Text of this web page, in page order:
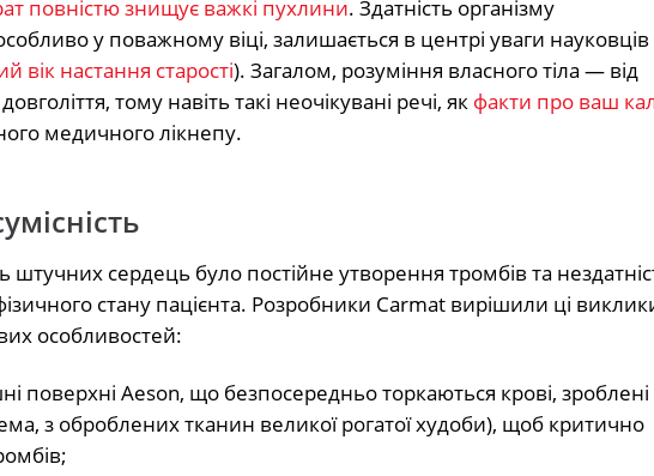
повністю знищує важкі пухлини. Здатність організму
у поважному віці, залишається в центрі уваги науковців
вік настання старості). Загалом, розуміння власного тіла — від
тому навіть такі неочікувані речі, як факти про ваш
медичного лікнепу.
сердець було постійне утворення тромбів та
стану пацієнта. Розробники Carmat вирішили ці
особливостей:
поверхні Aeson, що безпосередньо торкаються крові, зроблені
з оброблених тканин великої рогатої худоби), щоб критично